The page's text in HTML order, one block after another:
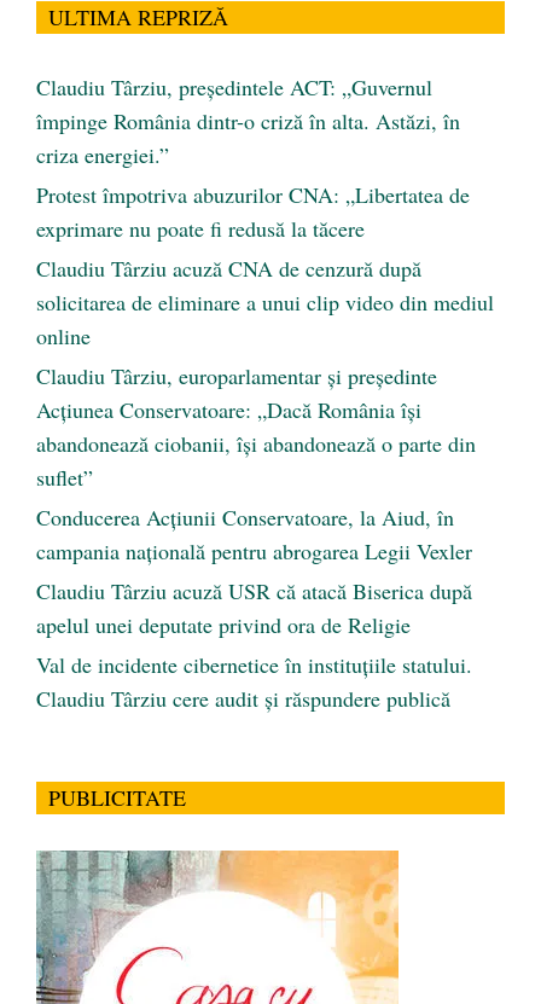
ULTIMA REPRIZĂ
Claudiu Târziu, președintele ACT: „Guvernul
împinge România dintr-o criză în alta. Astăzi, în
criza energiei.”
Protest împotriva abuzurilor CNA: „Libertatea de
exprimare nu poate fi redusă la tăcere
Claudiu Târziu acuză CNA de cenzură după
solicitarea de eliminare a unui clip video din mediul
online
Claudiu Târziu, europarlamentar și președinte
Acțiunea Conservatoare: „Dacă România își
abandonează ciobanii, își abandonează o parte din
suflet”
Conducerea Acțiunii Conservatoare, la Aiud, în
campania națională pentru abrogarea Legii Vexler
Claudiu Târziu acuză USR că atacă Biserica după
apelul unei deputate privind ora de Religie
Val de incidente cibernetice în instituțiile statului.
Claudiu Târziu cere audit și răspundere publică
PUBLICITATE